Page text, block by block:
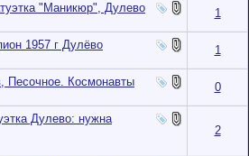
"Маникюр", Дулево 1
1957 г Дулёво 1
Песочное. Космонавты 0
Дулево: нужна
2